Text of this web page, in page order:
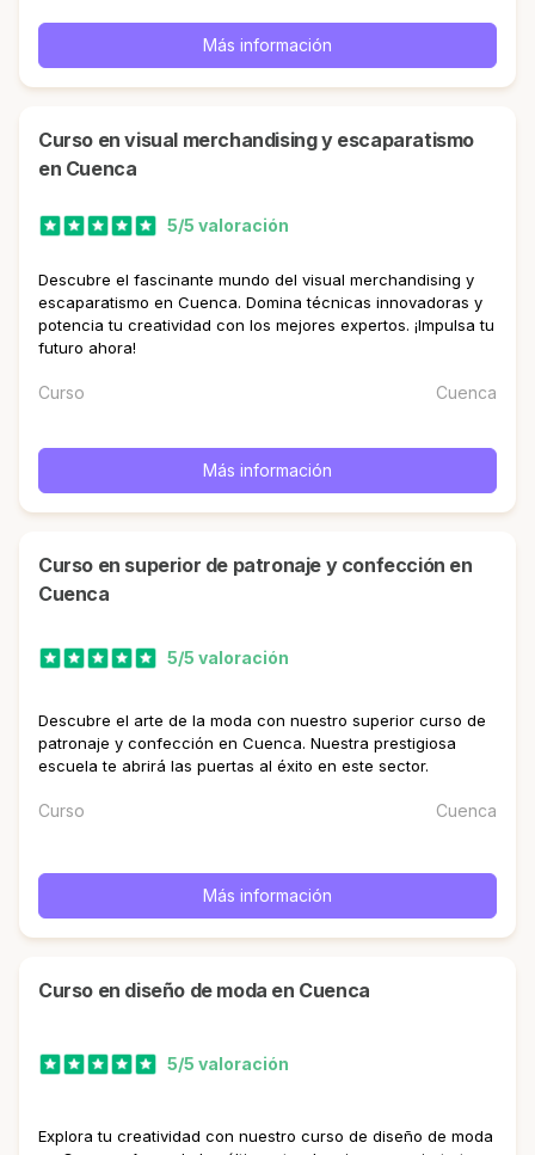
Más información
curso en visual merchandising y escaparatismo
en Cuenca
5/5 valoración
Descubre el fascinante mundo del visual merchandising y
escaparatismo en Cuenca. Domina técnicas innovadoras y
potencia tu creatividad con los mejores expertos. ¡Impulsa tu
futuro ahora!
Curso Cuenca
Más información
curso en superior de patronaje y confección en
Cuenca
5/5 valoración
Descubre el arte de la moda con nuestro superior curso de
patronaje y confección en Cuenca. Nuestra prestigiosa
escuela te abrirá las puertas al éxito en este sector.
Curso Cuenca
Más información
curso en diseño de moda en Cuenca
5/5 valoración
Explora tu creatividad con nuestro curso de diseño de moda